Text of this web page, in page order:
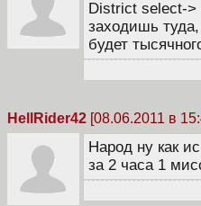
District select-
заходишь
будет
HellRider42 [08.06.2011 в
Народ ну как
за 2 часа 1